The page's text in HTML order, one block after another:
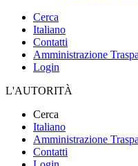
Cerca
Italiano
Contatti
Amministrazione
Login
L'AUTORITÀ
Cerca
Italiano
Amministrazione
Contatti